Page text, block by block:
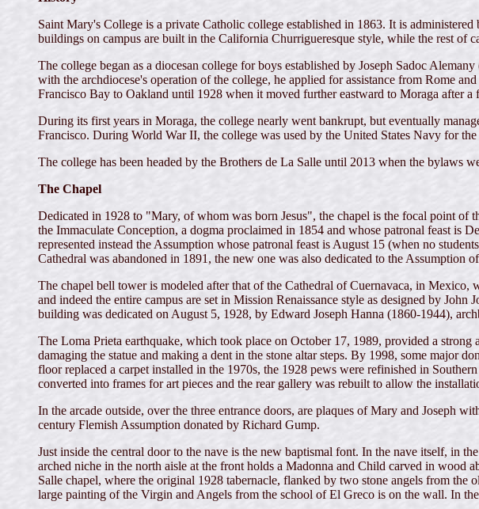
Saint Mary's College is a private Catholic college established in 1863. It is
buildings on campus are built in the California Churrigueresque style, while the rest of
The college began as a diocesan college for boys established by Joseph Sadoc
with the archdiocese's operation of the college, he applied for assistance from Rome
Francisco Bay to Oakland until 1928 when it moved further eastward to Moraga after a
During its first years in Moraga, the college nearly went bankrupt, but eventually
Francisco. During World War II, the college was used by the United States Navy for
The college has been headed by the Brothers de La Salle until 2013 when the
The Chapel
Dedicated in 1928 to "Mary, of whom was born Jesus", the chapel is the focal point
the Immaculate Conception, a dogma proclaimed in 1854 and whose patronal feast is
represented instead the Assumption whose patronal feast is August 15 (when no
Cathedral was abandoned in 1891, the new one was also dedicated to the Assumption
The chapel bell tower is modeled after that of the Cathedral of Cuernavaca, in
and indeed the entire campus are set in Mission Renaissance style as designed by
building was dedicated on August 5, 1928, by Edward Joseph Hanna (1860-1944),
The Loma Prieta earthquake, which took place on October 17, 1989, provided a
damaging the statue and making a dent in the stone altar steps. By 1998, some major
floor replaced a carpet installed in the 1970s, the 1928 pews were refinished in
converted into frames for art pieces and the rear gallery was rebuilt to allow the
In the arcade outside, over the three entrance doors, are plaques of Mary and Joseph
century Flemish Assumption donated by Richard Gump.
Just inside the central door to the nave is the new baptismal font. In the nave itself, in
arched niche in the north aisle at the front holds a Madonna and Child carved in wood
Salle chapel, where the original 1928 tabernacle, flanked by two stone angels from
large painting of the Virgin and Angels from the school of El Greco is on the wall. In